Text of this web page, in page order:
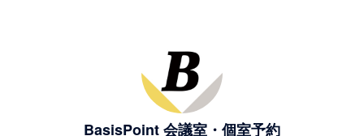
BasisPoint 会議室・個室予約